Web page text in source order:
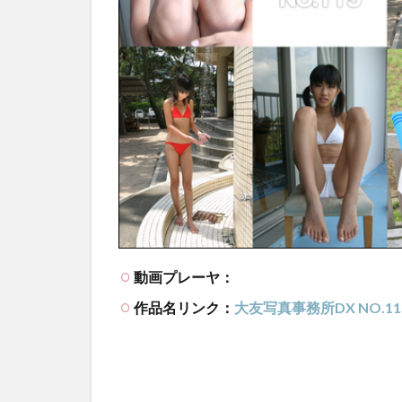
動画プレーヤ：
作品名リンク： 大友写真事務所DX